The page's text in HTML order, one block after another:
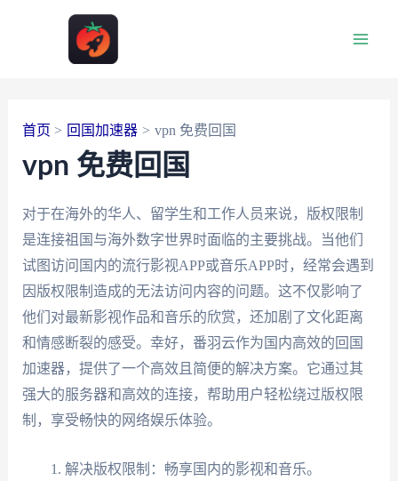
首页 回国加速器 vpn 免费回国
vpn 免费回国
对于在海外的华人、留学生和工作人员来说，版权限制
是连接祖国与海外数字世界时面临的主要挑战。当他们
试图访问国内的流行影视APP或音乐APP时，经常会遇到
因版权限制造成的无法访问内容的问题。这不仅影响了
他们对最新影视作品和音乐的欣赏，还加剧了文化距离
和情感断裂的感受。幸好，番羽云作为国内高效的回国
加速器，提供了一个高效且简便的解决方案。它通过其
强大的服务器和高效的连接，帮助用户轻松绕过版权限
制，享受畅快的网络娱乐体验。
解决版权限制：畅享国内的影视和音乐。